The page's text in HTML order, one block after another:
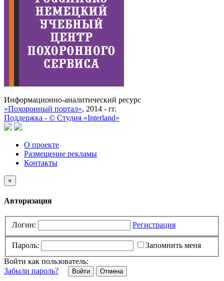
Информационно-аналитический ресурс
«Похоронный портал», 2014 - гг.
Поддержка - © Cтудия «Interland»
О проекте
Размещение рекламы
Контакты
×
Авторизация
Логин: Регистрация
Пароль:
Запомнить меня
Войти как пользователь:
Забыли пароль?
Отмена